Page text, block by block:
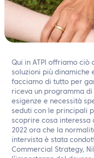
Cerca
Qui in ATPI offriamo ciò
soluzioni più dinamiche
facciamo di tutto per
riceva un programma
esigenze e necessità
seduti con le principali
scoprire cosa interessa
2022 ora che la
intervista è stata
Commercial Strategy,